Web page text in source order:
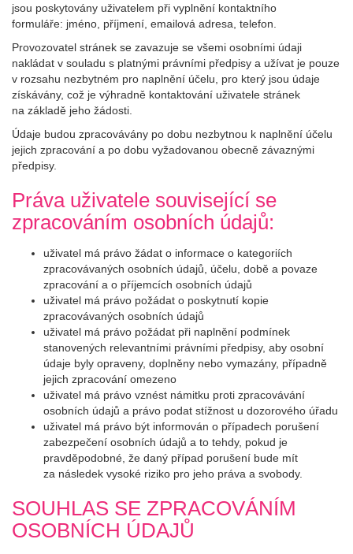
jsou poskytovány uživatelem při vyplnění kontaktního
formuláře: jméno, příjmení, emailová adresa, telefon.
Provozovatel stránek se zavazuje se všemi osobními údaji
nakládat v souladu s platnými právními předpisy a užívat je pouze
v rozsahu nezbytném pro naplnění účelu, pro který jsou údaje
získávány, což je výhradně kontaktování uživatele stránek
na základě jeho žádosti.
Údaje budou zpracovávány po dobu nezbytnou k naplnění účelu
jejich zpracování a po dobu vyžadovanou obecně závaznými
předpisy.
Práva uživatele související se
zpracováním osobních údajů:
uživatel má právo žádat o informace o kategoriích
zpracovávaných osobních údajů, účelu, době a povaze
zpracování a o příjemcích osobních údajů
uživatel má právo požádat o poskytnutí kopie
zpracovávaných osobních údajů
uživatel má právo požádat při naplnění podmínek
stanovených relevantními právními předpisy, aby osobní
údaje byly opraveny, doplněny nebo vymazány, případně
jejich zpracování omezeno
uživatel má právo vznést námitku proti zpracovávání
osobních údajů a právo podat stížnost u dozorového úřadu
uživatel má právo být informován o případech porušení
zabezpečení osobních údajů a to tehdy, pokud je
pravděpodobné, že daný případ porušení bude mít
za následek vysoké riziko pro jeho práva a svobody.
SOUHLAS SE ZPRACOVÁNÍM
OSOBNÍCH ÚDAJŮ